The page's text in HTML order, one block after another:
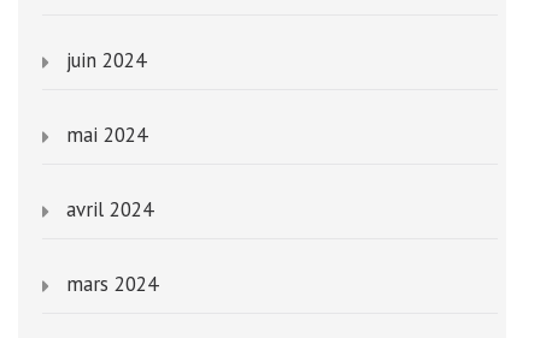
juin 2024
mai 2024
avril 2024
mars 2024